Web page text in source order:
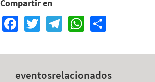
Compartir en
Facebook
TwitterTelegram
WhatsApp
eventosrelacionados